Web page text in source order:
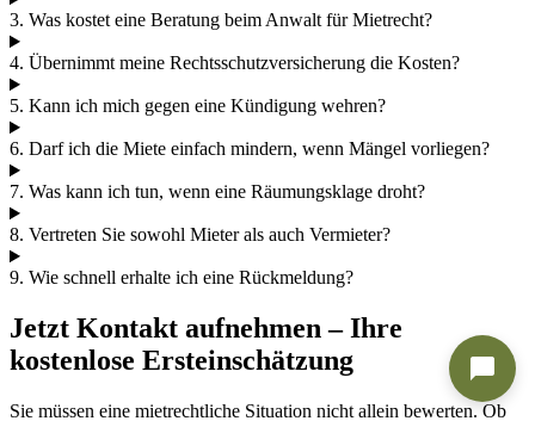
3. Was kostet eine Beratung beim Anwalt für Mietrecht?
4. Übernimmt meine Rechtsschutzversicherung die Kosten?
5. Kann ich mich gegen eine Kündigung wehren?
6. Darf ich die Miete einfach mindern, wenn Mängel vorliegen?
7. Was kann ich tun, wenn eine Räumungsklage droht?
8. Vertreten Sie sowohl Mieter als auch Vermieter?
9. Wie schnell erhalte ich eine Rückmeldung?
Jetzt Kontakt aufnehmen – Ihre
kostenlose Ersteinschätzung
Sie müssen eine mietrechtliche Situation nicht allein bewerten. Ob